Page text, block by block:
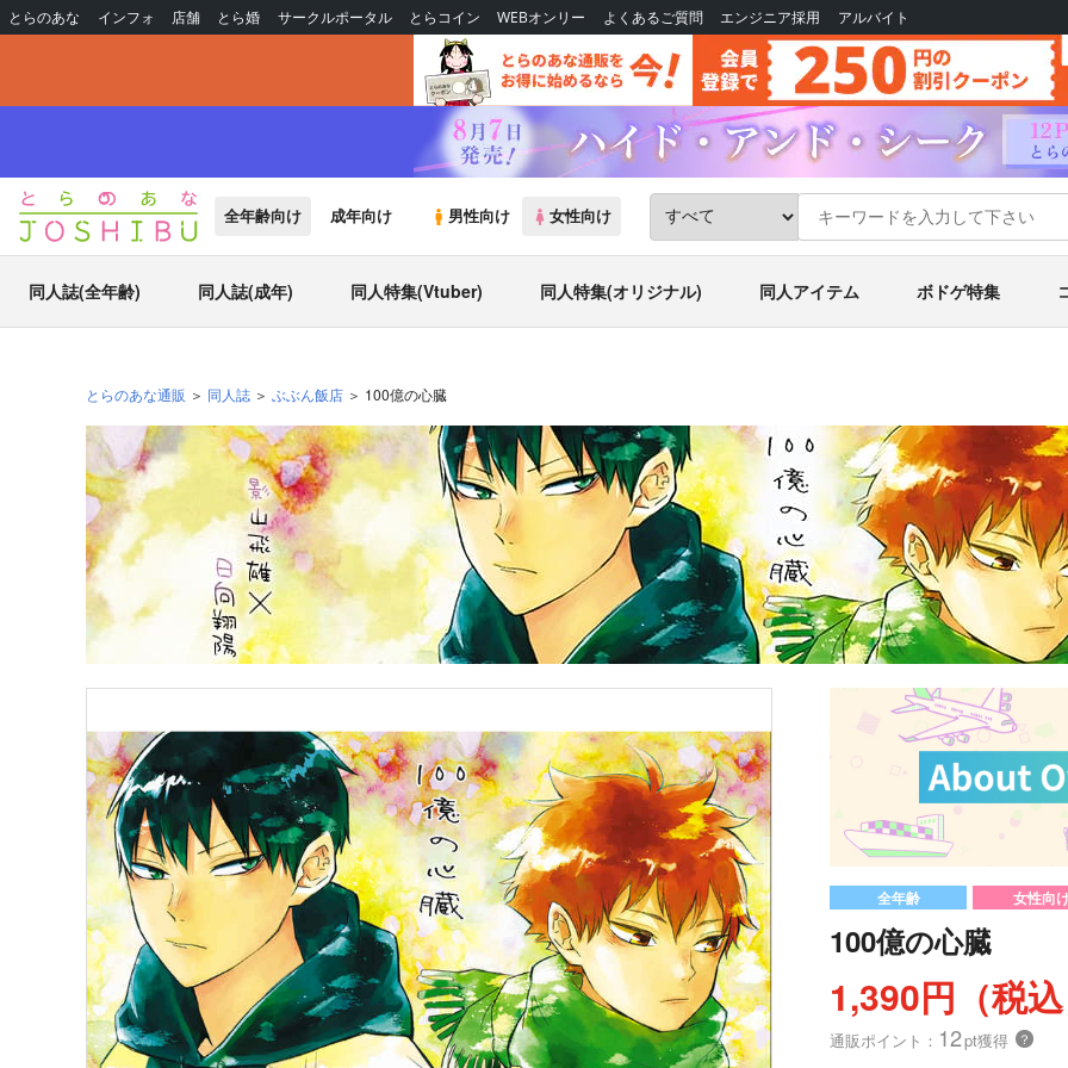
とらのあな インフォ 店舗 とら婚 サークルポータル とらコイン WEBオンリー よくあるご質問 エンジニア採用 アルバイト
全年齢向け 成年向け 男性向け 女性向け
同人誌(全年齢) 同人誌(成年) 同人特集(Vtuber) 同人特集(オリジナル) 同人アイテム ボドゲ特集
とらのあな通販 同人誌 ぶぶん飯店 100億の心臓
全年齢 女性向
100億の心臓
1,390円（税
通販ポイント： 12pt獲得 ？